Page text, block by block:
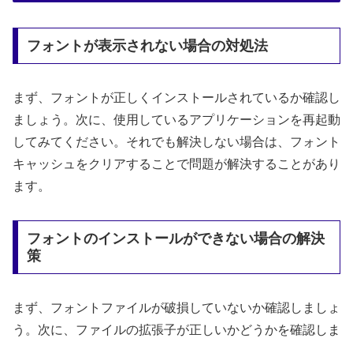
フォントが表示されない場合の対処法
まず、フォントが正しくインストールされているか確認し
ましょう。次に、使用しているアプリケーションを再起動
してみてください。それでも解決しない場合は、フォント
キャッシュをクリアすることで問題が解決することがあり
ます。
フォントのインストールができない場合の解決
策
まず、フォントファイルが破損していないか確認しましょ
う。次に、ファイルの拡張子が正しいかどうかを確認しま